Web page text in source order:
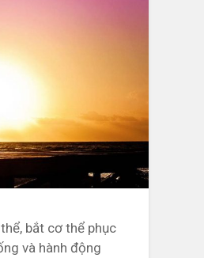
bắt cơ thể phục
và hành động